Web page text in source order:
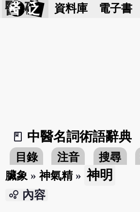
醫 砭 資料庫 電子書
book_2
中醫名詞術語辭典
目錄 注音 搜尋
臟象 »神氣精» 神明
bubble_chart 內容